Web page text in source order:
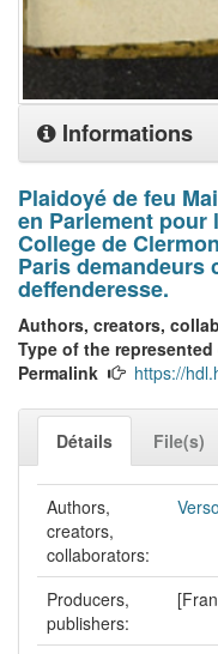
Informations
Plaidoyé de feu
en Parlement
College de
Paris demandeurs
deffenderesse.
Authors, creators,
Type of the
Permalink
https://
Détails File(s)
Authors,
creators,
collaborators:
Producers,
publishers: